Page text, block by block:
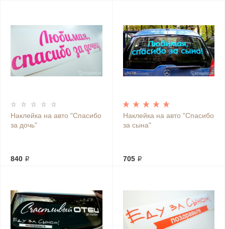
Наклейка на авто "Спасибо
за дочь"
840 ₽
Наклейка на авто "Спасибо
за сына"
705 ₽